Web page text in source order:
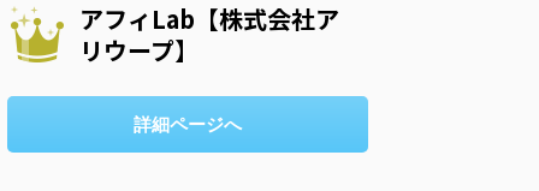
アフィLab【株式会社ア
リウープ】
詳細ページへ